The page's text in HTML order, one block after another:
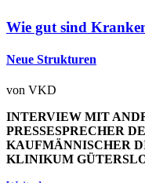
Wie gut sind
Neue Strukturen
von VKD
INTERVIEW MIT
PRESSESPRECHER
KAUFMÄNNISCHER
KLINIKUM